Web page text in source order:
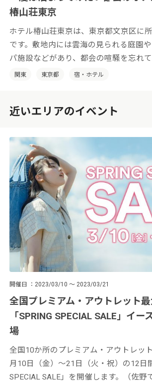
椿山荘東京
ホテル椿山荘東京は、東京都文京区に
です。敷地内には雲海の見られる庭園
パ施設などがあり、都会の喧騒を忘れ
時間をお過ごしいただけます。
関東 東京都 宿・ホテル
近いエリアのイベント
開催日 2023/03/10 ～ 2023/03/21
全国プレミアム・アウトレット
「SPRING SPECIAL SALE」イ
場
全国10か所のプレミアム・アウトレッ
月10日（金）～21日（火・祝）の12日
SPECIAL SALE」を開催します。（佐野